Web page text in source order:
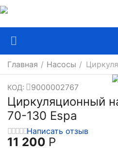
Главная / Насосы /
КОД: 9000002767
Циркуляционный
70-130 Espa
Написать отзыв
11 200 Р